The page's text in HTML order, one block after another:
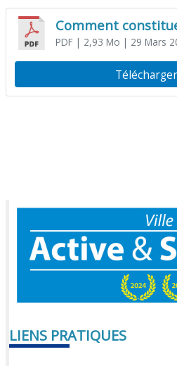
Comment
PDF| 2,93 Mo | 29 Mars
Télécharger
LIENS PRATIQUES